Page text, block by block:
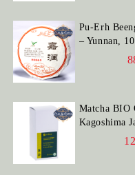
Pu-Erh
– Yunnan,
Matcha BIO
Kagoshima